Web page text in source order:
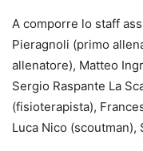
A comporre lo staff
Pieragnoli (primo
allenatore), Matteo
Sergio Raspante La
(fisioterapista),
Luca Nico (scoutman),